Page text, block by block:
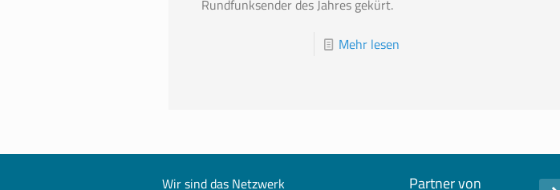
Rundfunksender des Jahres gekürt.
Mehr lesen
Wir sind das Netzwerk Partner von